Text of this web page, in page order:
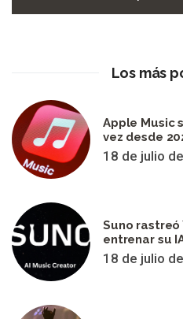
Los más
Apple Music
vez desde
18 de julio
Suno rastreó
entrenar su
18 de julio